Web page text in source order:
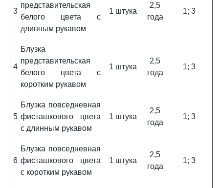
3
представительская
белого цвета с
длинным рукавом
1 штука
2,5
года
1; 3
4
Блузка
представительская
белого цвета с
коротким рукавом
1 штука
2,5
года
1; 3
5
Блузка повседневная
фисташкового цвета
с длинным рукавом
1 штука
2,5
года
1; 3
6
Блузка повседневная
фисташкового цвета
с коротким рукавом
1 штука
2,5
года
1; 3